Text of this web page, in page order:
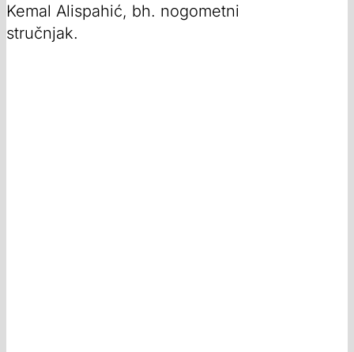
Kemal Alispahić, bh. nogometni
stručnjak.